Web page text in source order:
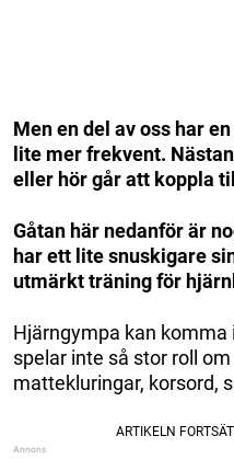
Men en del av oss har
lite mer frekvent.
eller hör går att koppla
Gåtan här nedanför är
har ett lite snuskigare
utmärkt träning för
Hjärngympa kan
spelar inte så stor roll
mattekluringar, korsord,